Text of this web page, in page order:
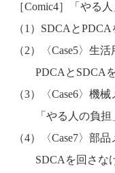
［Comic4］「やる
（1）SDCAと
（2）〈Case5〉生
PDCAとSDCAを
（3）〈Case6〉機
「やる人の負担
（4）〈Case7〉部
SDCAを回さな